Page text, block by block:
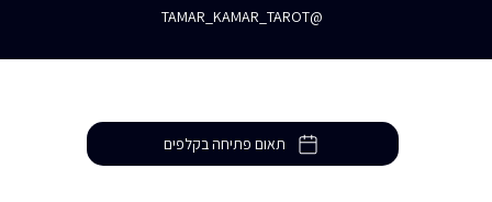
@TAMAR_KAMAR_TAROT
תאום פתיחה בקלפים